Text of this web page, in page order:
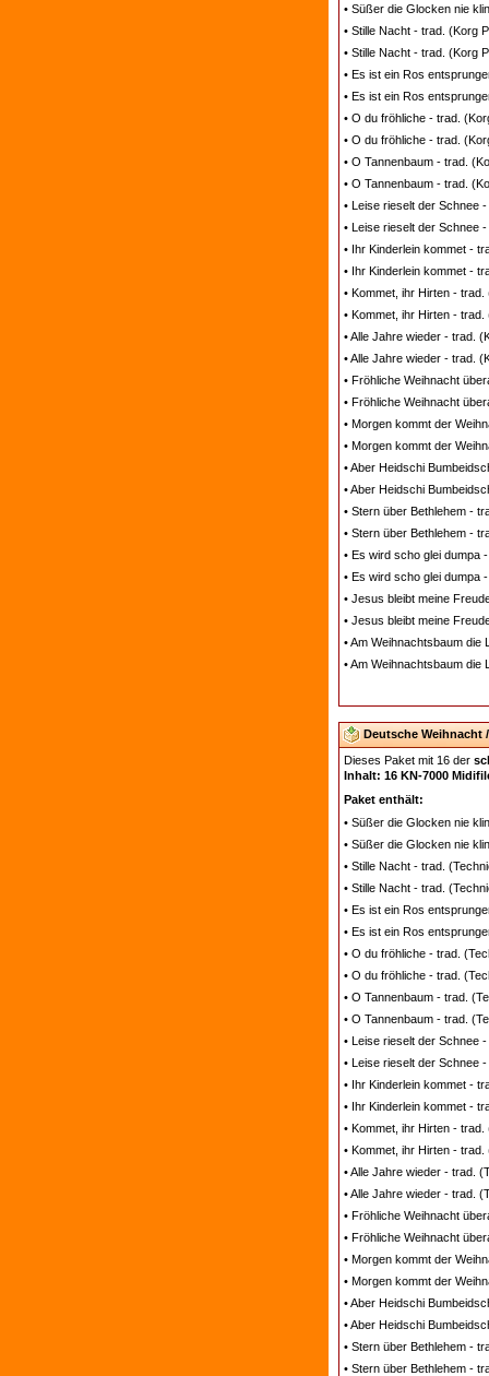
• Süßer die Glocken nie
• Stille Nacht - trad. (Korg
• Stille Nacht - trad. (Korg
• Es ist ein Ros
• Es ist ein Ros
• O du fröhliche - trad.
• O du fröhliche - trad.
• O Tannenbaum - trad.
• O Tannenbaum - trad.
• Leise rieselt der Schnee
• Leise rieselt der Schnee
• Ihr Kinderlein kommet -
• Ihr Kinderlein kommet -
• Kommet, ihr Hirten -
• Kommet, ihr Hirten -
• Alle Jahre wieder - trad.
• Alle Jahre wieder - trad.
• Fröhliche Weihnacht
• Fröhliche Weihnacht
• Morgen kommt der
• Morgen kommt der
• Aber Heidschi
• Aber Heidschi
• Stern über Bethlehem -
• Stern über Bethlehem -
• Es wird scho glei dumpa
• Es wird scho glei dumpa
• Jesus bleibt meine
• Jesus bleibt meine
• Am Weihnachtsbaum
• Am Weihnachtsbaum
Deutsche Weihnacht
Dieses Paket mit 16 der
Inhalt: 16 KN-7000
Paket enthält:
• Süßer die Glocken nie
• Süßer die Glocken nie
• Stille Nacht - trad.
• Stille Nacht - trad.
• Es ist ein Ros
• Es ist ein Ros
• O du fröhliche - trad.
• O du fröhliche - trad.
• O Tannenbaum - trad.
• O Tannenbaum - trad.
• Leise rieselt der Schnee
• Leise rieselt der Schnee
• Ihr Kinderlein kommet -
• Ihr Kinderlein kommet -
• Kommet, ihr Hirten -
• Kommet, ihr Hirten -
• Alle Jahre wieder - trad.
• Alle Jahre wieder - trad.
• Fröhliche Weihnacht
• Fröhliche Weihnacht
• Morgen kommt der
• Morgen kommt der
• Aber Heidschi
• Aber Heidschi
• Stern über Bethlehem -
• Stern über Bethlehem -